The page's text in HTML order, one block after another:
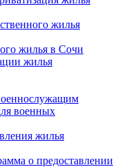
жилья
жилья в Сочи
жилья
военных
жилья
о предоставлении